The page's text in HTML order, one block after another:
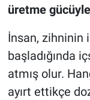
üretme
İnsan, zihninin
başladığında
atmış olur.
ayırt ettikçe